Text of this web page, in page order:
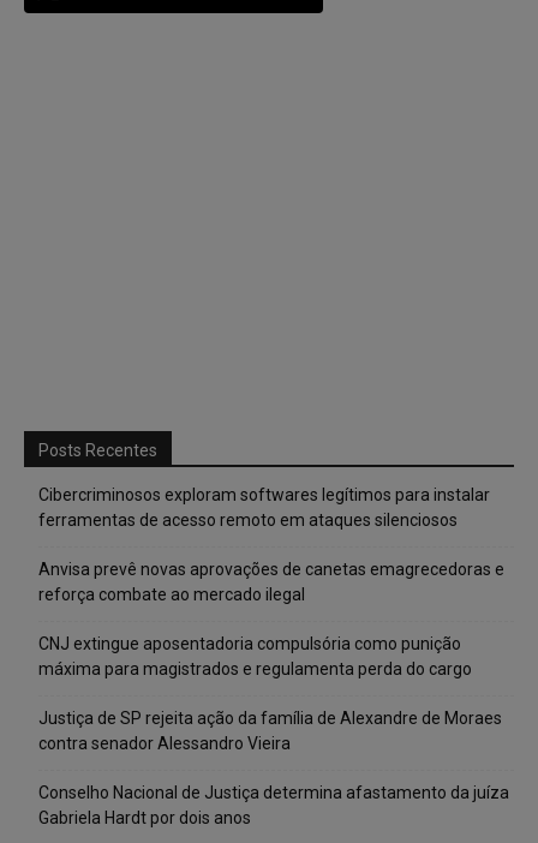
Posts Recentes
Cibercriminosos exploram softwares legítimos para instalar
ferramentas de acesso remoto em ataques silenciosos
Anvisa prevê novas aprovações de canetas emagrecedoras e
reforça combate ao mercado ilegal
CNJ extingue aposentadoria compulsória como punição
máxima para magistrados e regulamenta perda do cargo
Justiça de SP rejeita ação da família de Alexandre de Moraes
contra senador Alessandro Vieira
Conselho Nacional de Justiça determina afastamento da juíza
Gabriela Hardt por dois anos